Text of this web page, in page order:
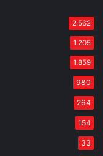
2.562
1.205
1.859
980
264
154
33